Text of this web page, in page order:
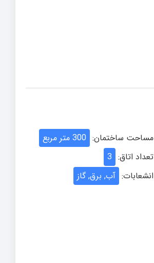
مساحت ساختمان: 300 متر مربع
تعداد اتاق: 3
انشعابات: آب, برق, گاز